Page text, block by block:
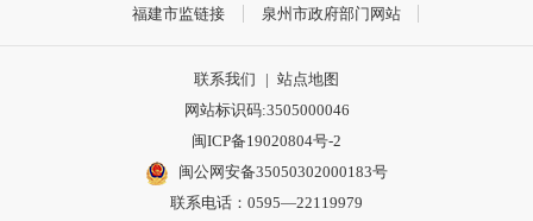
福建市监链接 泉州市政府部门网站
联系我们 | 站点地图
网站标识码:3505000046
闽ICP备19020804号-2
闽公网安备35050302000183号
联系电话：0595—22119979